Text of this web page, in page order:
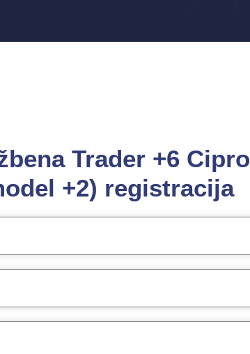
Trader +6 Cipro
+2) registracija